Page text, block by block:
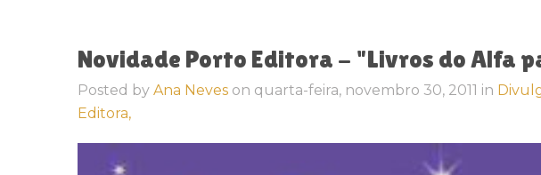
Posted by Ana Neves on quarta-feira, novembro 30, 2011 in
Editora,